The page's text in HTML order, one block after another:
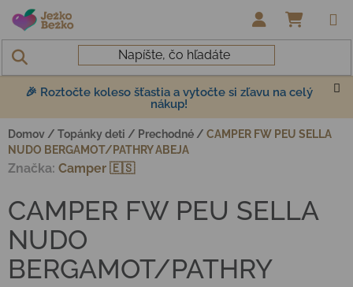
Prejsť na obsah
🎉 Roztočte koleso šťastia a vytočte si zľavu na celý
nákup!
Domov / Topánky deti / Prechodné / CAMPER FW PEU SELLA
NUDO BERGAMOT/PATHRY ABEJA
CAMPER FW PEU SELLA
NUDO
BERGAMOT/PATHRY
Značka: Camper 🇪🇸